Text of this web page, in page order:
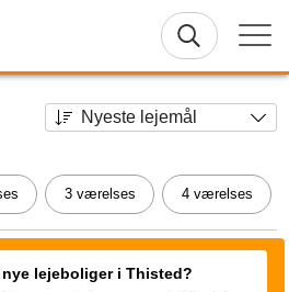
3 værelses 4 værelses
nye lejeboliger i Thisted?